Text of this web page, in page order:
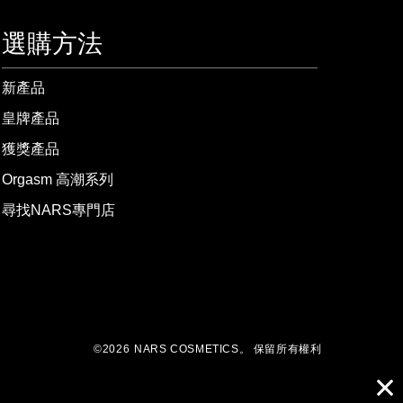
選購方法
新產品
皇牌產品
獲獎產品
Orgasm 高潮系列
尋找NARS專門店
©2026 NARS COSMETICS。 保留所有權利